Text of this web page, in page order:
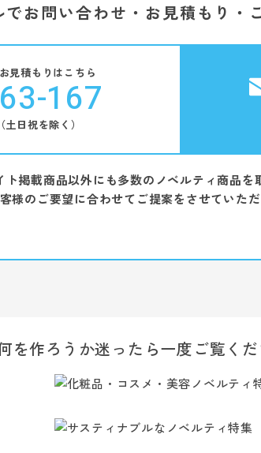
お問い合わせ・お見積もり・
見積もりはこちら
167
（土日祝を除く）
ト掲載商品以外にも多数のノベルティ商品を
様のご要望に合わせてご提案をさせていた
を作ろうか迷ったら一度ご覧くだ